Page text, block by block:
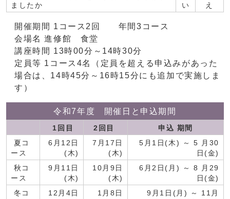
ましたか
い
え
開催期間 1コース2回 年間3コース
会場名 進修館 食堂
講座時間 13時00分～14時30分
定員等 1コース4名（定員を超える申込みがあった
場合は、14時45分～16時15分にも追加で実施しま
す）
令和7年度 開催日と申込期間
1回目 2回目
申込 期間
夏コ
ース
6月12日
(木)
7月17日
(木)
5月1日(木) ～ 5 月30
日(金)
秋コ
ース
9月11日
(木)
10月9日
(木)
6月2日(月) ～ 8 月29
日(金)
冬コ
12月4日
1月8日
9月1日(月) ～ 11月